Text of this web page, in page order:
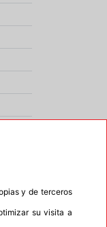
y de terceros
su visita a